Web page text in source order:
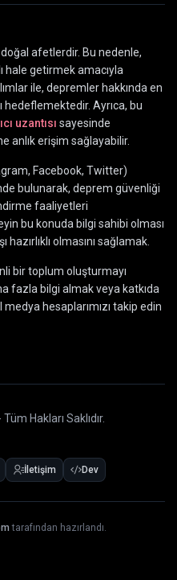
afetlerdir. Bu nedenle,
hale getirmek amacıyla
ile, depremler hakkında en
Ayrıca, bu
uzantısı sayesinde
anlık erişim sağlayabilir.
Facebook, Twitter)
bulunarak, deprem güvenliği
faaliyetleri
bu konuda bilgi sahibi olması
olmasını sağlamak.
bir toplum oluşturmayı
fazla bilgi almak veya katkıda
hesaplarımızı takip edin
Tüm Hakları Saklıdır.
İletişim Dev
tarafından hazırlandı.